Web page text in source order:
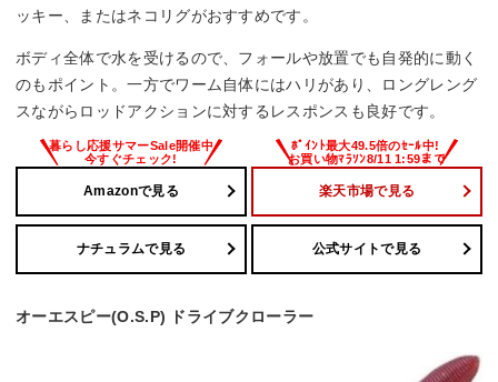
ッキー、またはネコリグがおすすめです。
ボディ全体で水を受けるので、フォールや放置でも自発的に動く
のもポイント。一方でワーム自体にはハリがあり、ロングレング
スながらロッドアクションに対するレスポンスも良好です。
Amazonで見る 楽天市場で見る
ナチュラムで見る 公式サイトで見る
オーエスピー(O.S.P) ドライブクローラー